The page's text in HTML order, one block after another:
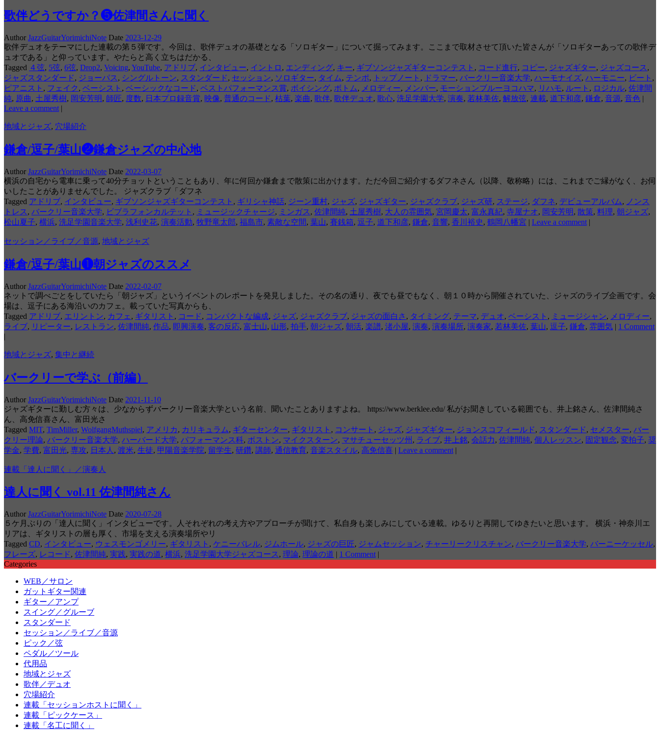
歌伴どうですか？❺佐津間さんに聞く
Author JazzGuitarYorimichiNote Date 2023-12-29
歌伴デュオをテーマにした連載の第５弾です。今回は、歌伴デュオの基礎となる「ソロギター」について掘ってみます。ここまで取材させて頂いた皆さんが「ソロギターあっての歌伴デ
ュオである」と仰っています。やたらと高く立ちはだかる、
Tagged ４弦, 5弦, 6弦, Drop2, Voicing, YouTube, アドリブ, インタビュー, イントロ , エンディング, キー, ギブソンジャズギターコンテスト , コード進行, コピー, ジャズギター, ジャズコース ,
ジャズスタンダード, ジョーパス , シングルトーン, スタンダード, セッション, ソロギター, タイム, テンポ, トップノート , ドラマー, バークリー音楽大学, ハーモナイズ, ハーモニー, ビート ,
ピアニスト , フェイク , ベーシスト , ベーシックなコード, ベストパフォーマンス賞, ボイシング, ボトム, メロディー, メンバー, モーションブルーヨコハマ, リハモ, ルート , ロジカル, 佐津間
純, 原曲, 土屋秀樹, 岡安芳明, 師匠, 度数, 日本プロ録音賞, 映像, 普通のコード, 枯葉, 楽曲, 歌伴, 歌伴デュオ, 歌心, 洗足学園大学, 演奏, 若林美佐, 解放弦, 連載, 道下和彦, 鎌倉, 音源, 音色 |
Leave a comment |
地域とジャズ, 穴場紹介
鎌倉/逗子/葉山❷鎌倉ジャズの中心地
Author JazzGuitarYorimichiNote Date 2022-03-07
横浜の自宅から電車に乗って40分チョットということもあり、年に何回か鎌倉まで散策に出かけます。ただ今回ご紹介するダフネさん（以降、敬称略）には、これまでご縁がなく、お伺
いしたことがありませんでした。 ジャズクラブ「ダフネ
Tagged アドリブ, インタビュー, ギブソンジャズギターコンテスト , ギリシャ神話, ジーン重村, ジャズ, ジャズギター, ジャズクラブ, ジャズ研, ステージ, ダフネ, デビューアルバム, ノンス
トレス , バークリー音楽大学, ビブラフォンカルテット , ミュージックチャージ, ミンガス , 佐津間純, 土屋秀樹, 大人の雰囲気, 宮岡慶太, 富永真紀, 寺屋ナオ, 岡安芳明, 散策, 料理, 朝ジャズ,
松山夏子, 横浜, 洗足学園音楽大学, 浅利史花, 演奏活動, 牧野竜太郎, 福島市, 素敵な空間, 葉山, 賽銭箱, 逗子, 道下和彦, 鎌倉, 音響, 香川裕史, 鶴岡八幡宮 | Leave a comment |
セッション／ライブ／音源, 地域とジャズ
鎌倉/逗子/葉山❶朝ジャズのススメ
Author JazzGuitarYorimichiNote Date 2022-02-07
ネットで調べごとをしていたら「朝ジャズ」というイベントのレポートを発見しました。その名の通り、夜でも昼でもなく、朝１０時から開催されていた、ジャズのライブ企画です。会
場は、逗子にある海沿いのカフェ。載っていた写真からも、
Tagged アドリブ, エリントン, カフェ , ギタリスト , コード, コンパクトな編成, ジャズ, ジャズクラブ, ジャズの面白さ , タイミング, テーマ, デュオ, ベーシスト , ミュージシャン, メロディー,
ライブ, リピーター, レストラン, 佐津間純, 作品, 即興演奏, 客の反応, 富士山, 山形, 拍手, 朝ジャズ, 朝活, 楽譜, 渚小屋, 演奏, 演奏場所, 演奏家, 若林美佐, 葉山, 逗子, 鎌倉, 雰囲気 | 1 Comment
|
地域とジャズ, 集中と継続
バークリーで学ぶ（前編）
Author JazzGuitarYorimichiNote Date 2021-11-10
ジャズギターに勤しむ方々は、少なからずバークリー音楽大学という名前、聞いたことありますよね。 https://www.berklee.edu/ 私がお聞きしている範囲でも、井上銘さん、佐津間純さ
ん、高免信喜さん、富田光さ
Tagged MIT, TimMiller, WolfgangMuthspiel, アメリカ, カリキュラム, ギターセンター, ギタリスト , コンサート , ジャズ, ジャズギター, ジョンスコフィールド, スタンダード, セメスター, バー
クリー理論, バークリー音楽大学, ハーバード大学, パフォーマンス科, ボストン, マイクスターン, マサチューセッツ州 , ライブ, 井上銘, 会話力, 佐津間純, 個人レッスン, 固定観念, 変拍子, 奨
学金, 学費, 富田光, 専攻, 日本人 , 渡米, 生徒, 甲陽音楽学院, 留学生, 研鑽, 講師, 通信教育, 音楽スタイル, 高免信喜 | Leave a comment |
連載「達人に聞く」／演奏人
達人に聞く vol.11 佐津間純さん
Author JazzGuitarYorimichiNote Date 2020-07-28
５ケ月ぶりの「達人に聞く」インタビューです。人それぞれの考え方やアプローチが聞けて、私自身も楽しみにしている連載。ゆるりと再開してゆきたいと思います。 横浜・神奈川エ
リアは、ギタリストの層も厚く、市場を支える演奏場所やリ
Tagged CD, インタビュー, ウェスモンゴメリー, ギタリスト , ケニーバレル, ジムホール, ジャズの巨匠, ジャムセッション, チャーリークリスチャン, バークリー音楽大学, バーニーケッセル,
フレーズ, レコード, 佐津間純, 実践, 実践の道, 横浜, 洗足学園大学ジャズコース , 理論, 理論の道 | 1 Comment |
Categories
WEB／サロン
ガットギター関連
ギター／アンプ
スイング／グルーブ
スタンダード
セッション／ライブ／音源
ピック／弦
ペダル／ツール
代用品
地域とジャズ
歌伴／デュオ
穴場紹介
連載「セッションホストに聞く」
連載「ピックケース」
連載「名工に聞く」